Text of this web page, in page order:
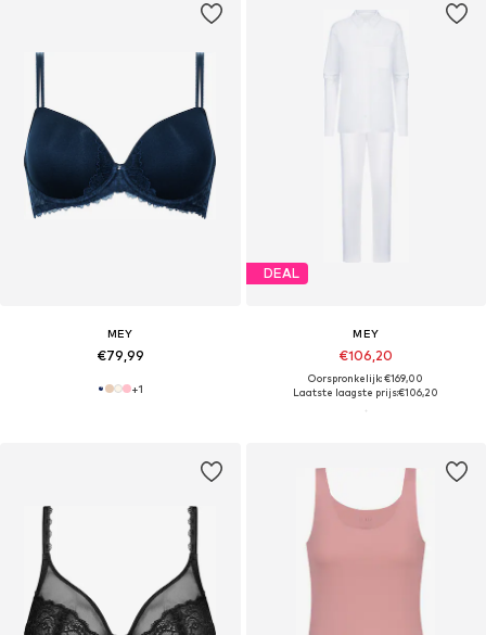
MEY
€79,99
+1
DEAL
MEY
€106,20
Oorspronkelijk: €169,00
Laatste laagste prijs:€106,20